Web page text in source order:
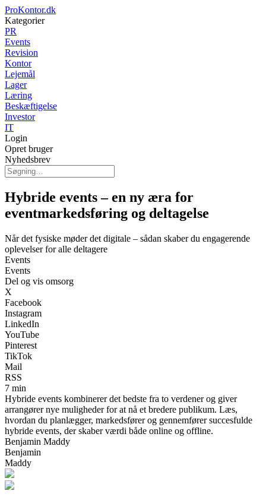
ProKontor.dk
Kategorier
PR
Events
Revision
Kontor
Lejemål
Lager
Læring
Beskæftigelse
Investor
IT
Login
Opret bruger
Nyhedsbrev
Hybride events – en ny æra for
eventmarkedsføring og deltagelse
Når det fysiske møder det digitale – sådan skaber du engagerende
oplevelser for alle deltagere
Events
Events
Del og vis omsorg
X
Facebook
Instagram
LinkedIn
YouTube
Pinterest
TikTok
Mail
RSS
7 min
Hybride events kombinerer det bedste fra to verdener og giver
arrangører nye muligheder for at nå et bredere publikum. Læs,
hvordan du planlægger, markedsfører og gennemfører succesfulde
hybride events, der skaber værdi både online og offline.
Benjamin Maddy
Benjamin
Maddy